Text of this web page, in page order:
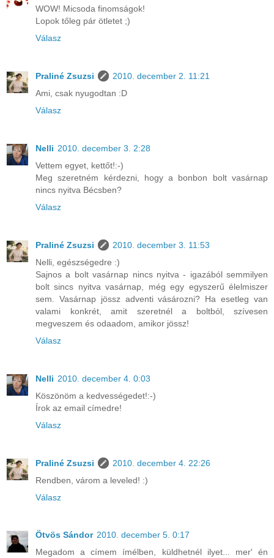
WOW! Micsoda finomságok!
Lopok tőleg pár ötletet ;)
Válasz
Praliné Zsuzsi
2010. december 2. 11:21
Ami, csak nyugodtan :D
Válasz
Nelli 2010. december 3. 2:28
Vettem egyet, kettőt!:-)
Meg szeretném kérdezni, hogy a bonbon bolt vasárnap
nincs nyitva Bécsben?
Válasz
Praliné Zsuzsi
2010. december 3. 11:53
Nelli, egészségedre :)
Sajnos a bolt vasárnap nincs nyitva - igazából semmilyen
bolt sincs nyitva vasárnap, még egy egyszerű élelmiszer
sem. Vasárnap jössz adventi vásározni? Ha esetleg van
valami konkrét, amit szeretnél a boltból, szívesen
megveszem és odaadom, amikor jössz!
Válasz
Nelli 2010. december 4. 0:03
Köszönöm a kedvességedet!:-)
Írok az email címedre!
Válasz
Praliné Zsuzsi
2010. december 4. 22:26
Rendben, várom a leveled! :)
Válasz
Ötvös Sándor 2010. december 5. 0:17
Megadom a címem ímélben, küldhetnél ilyet... mer' én